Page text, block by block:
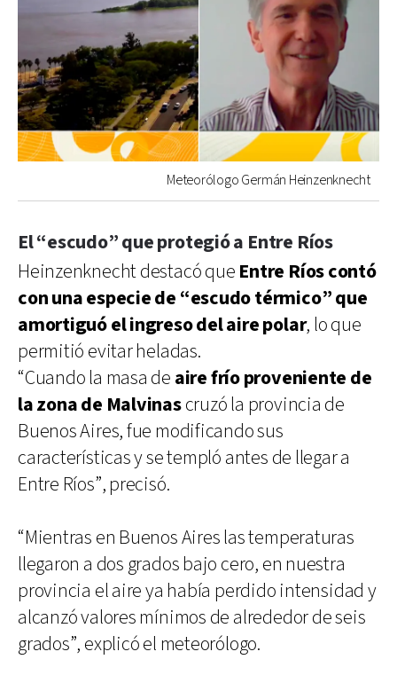
Meteorólogo Germán Heinzenknecht
El “escudo” que protegió a Entre Ríos
Heinzenknecht destacó que Entre Ríos contó
con una especie de “escudo térmico” que
amortiguó el ingreso del aire polar, lo que
permitió evitar heladas.
“Cuando la masa de aire frío proveniente de
la zona de Malvinascruzó la provincia de
Buenos Aires, fue modificando sus
características y se templó antes de llegar a
Entre Ríos”, precisó.
“Mientras en Buenos Aires las temperaturas
llegaron a dos grados bajo cero, en nuestra
provincia el aire ya había perdido intensidad y
alcanzó valores mínimos de alrededor de seis
grados”, explicó el meteorólogo.